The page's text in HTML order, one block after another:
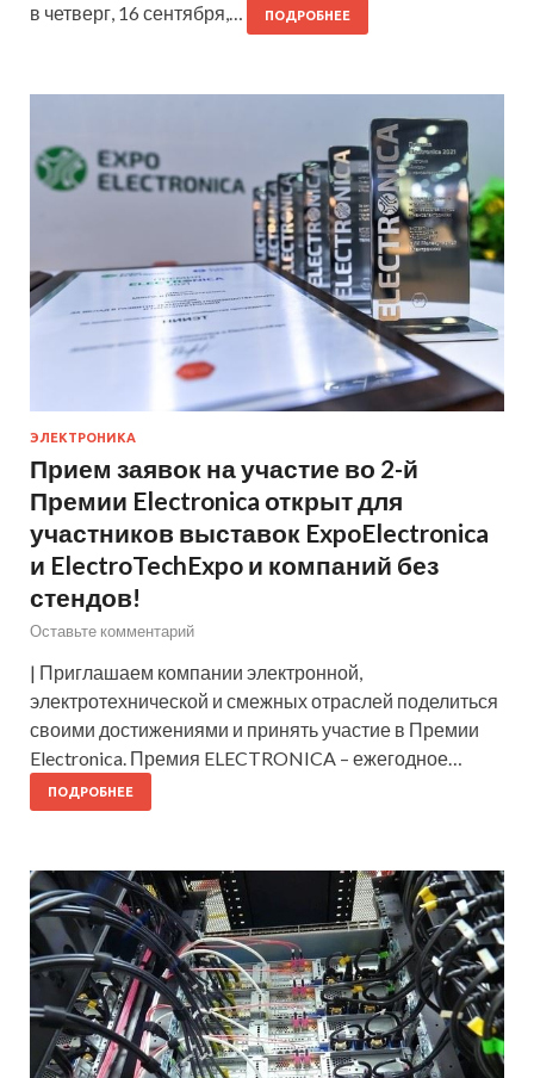
в четверг, 16 сентября,…
ПОДРОБНЕЕ
ЭЛЕКТРОНИКА
Прием заявок на участие во 2-й
Премии Electronica открыт для
участников выставок ExpoElectronica
и ElectroTechExpo и компаний без
стендов!
Оставьте комментарий
| Приглашаем компании электронной,
электротехнической и смежных отраслей поделиться
своими достижениями и принять участие в Премии
Electronica. Премия ELECTRONICA – ежегодное…
ПОДРОБНЕЕ